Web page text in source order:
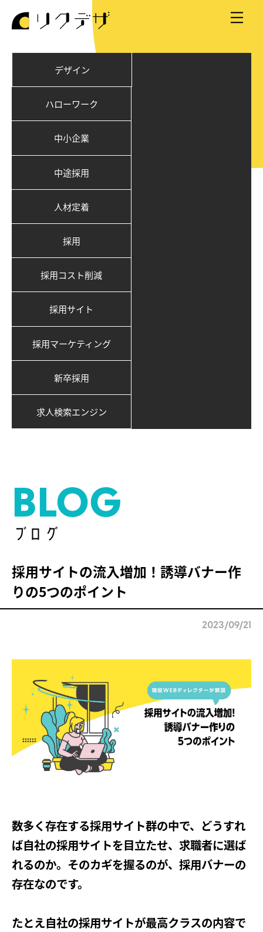
デザイン
ハローワーク
中小企業
中途採用
人材定着
採用
採用コスト削減
採用サイト
採用マーケティング
新卒採用
求人検索エンジン
BLOG
ブログ
採用サイトの流入増加！誘導バナー作
りの5つのポイント
2023/09/21
数多く存在する採用サイト群の中で、どうすれ
ば自社の採用サイトを目立たせ、求職者に選ば
れるのか。そのカギを握るのが、採用バナーの
存在なのです。
たとえ自社の採用サイトが最高クラスの内容で